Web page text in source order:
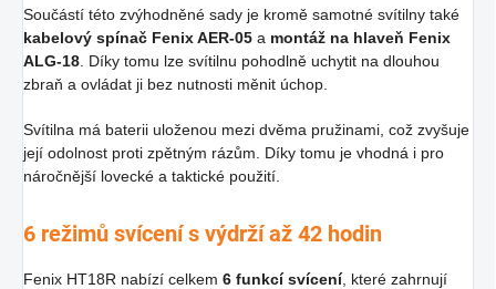
Součástí této zvýhodněné sady je kromě samotné svítilny také
kabelový spínač Fenix AER-05 a montáž na hlaveň Fenix
ALG-18 . Díky tomu lze svítilnu pohodlně uchytit na dlouhou
zbraň a ovládat ji bez nutnosti měnit úchop.
Svítilna má baterii uloženou mezi dvěma pružinami, což zvyšuje
její odolnost proti zpětným rázům. Díky tomu je vhodná i pro
náročnější lovecké a taktické použití.
6 režimů svícení s výdrží až 42 hodin
Fenix HT18R nabízí celkem 6 funkcí svícení, které zahrnují